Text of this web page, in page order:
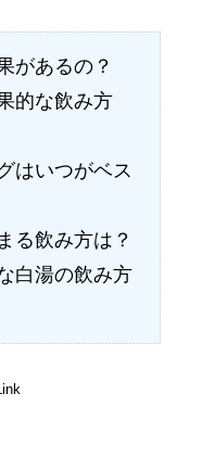
があるの？
的な飲み方
はいつがベス
る飲み方は？
白湯の飲み方